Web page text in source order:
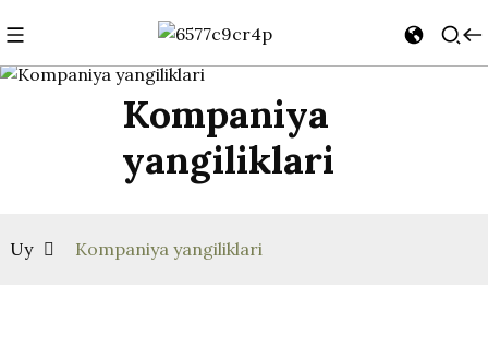
Kompaniya
yangiliklari
Uy Kompaniya yangiliklari